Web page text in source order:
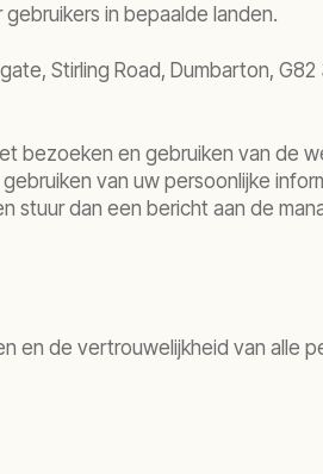
in bepaalde landen.
Stirling Road, Dumbarton, G82
bezoeken en gebruiken van de
van uw persoonlijke
stuur dan een bericht aan de
en de vertrouwelijkheid van alle